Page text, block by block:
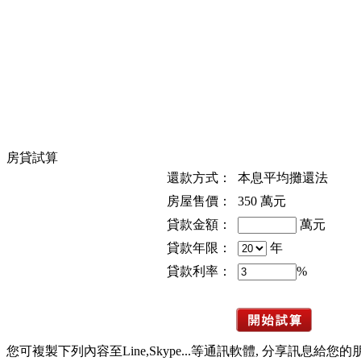
房貸試算
還款方式：
本息平均攤還法
房屋售價：
350 萬元
貸款金額：
萬元
貸款年限：
年
貸款利率：
%
您可複製下列內容至Line,Skype...等通訊軟體, 分享訊息給您的